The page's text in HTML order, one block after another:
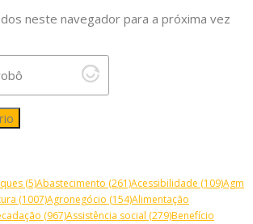
neste navegador para a próxima vez
(5)Abastecimento (261)Acessibilidade (109)Agm
(1007)Agronegócio (154)Alimentação
(967)Assistência social (279)Benefício